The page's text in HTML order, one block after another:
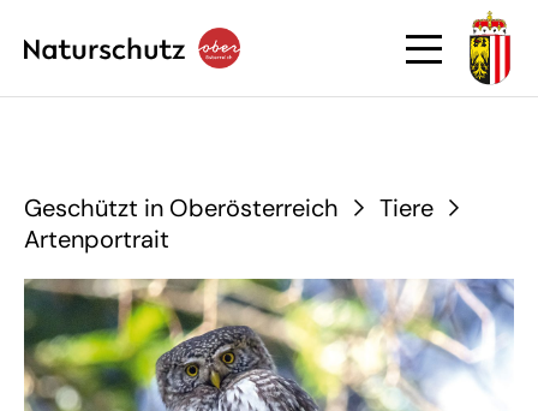
Geschützt in Oberösterreich
Tiere
Artenportrait